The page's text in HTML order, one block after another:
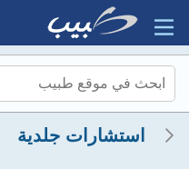
استشارات جلدية